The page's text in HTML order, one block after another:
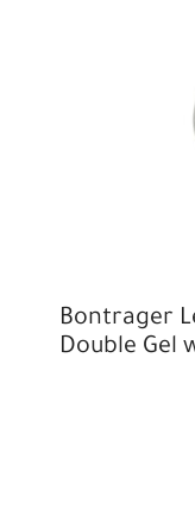
Bontrager
Double Gel